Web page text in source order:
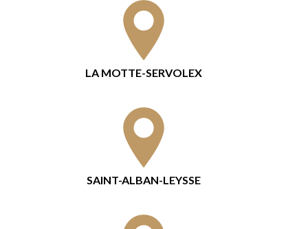
LA MOTTE-SERVOLEX
SAINT-ALBAN-LEYSSE